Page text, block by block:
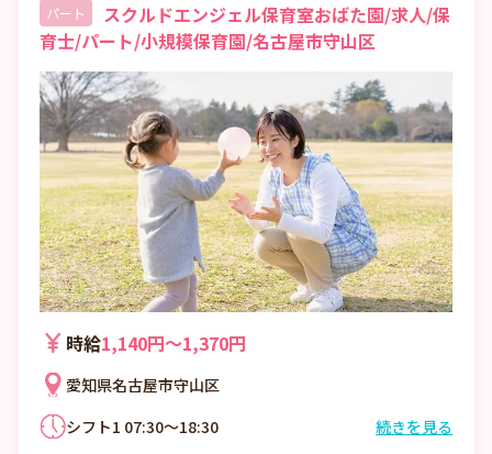
パート
スクルドエンジェル保育室おばた園/求人/保
育士/パート/小規模保育園/名古屋市守山区
時給1,140円〜1,370円
愛知県名古屋市守山区
シフト1 07:30～18:30
続きを見る